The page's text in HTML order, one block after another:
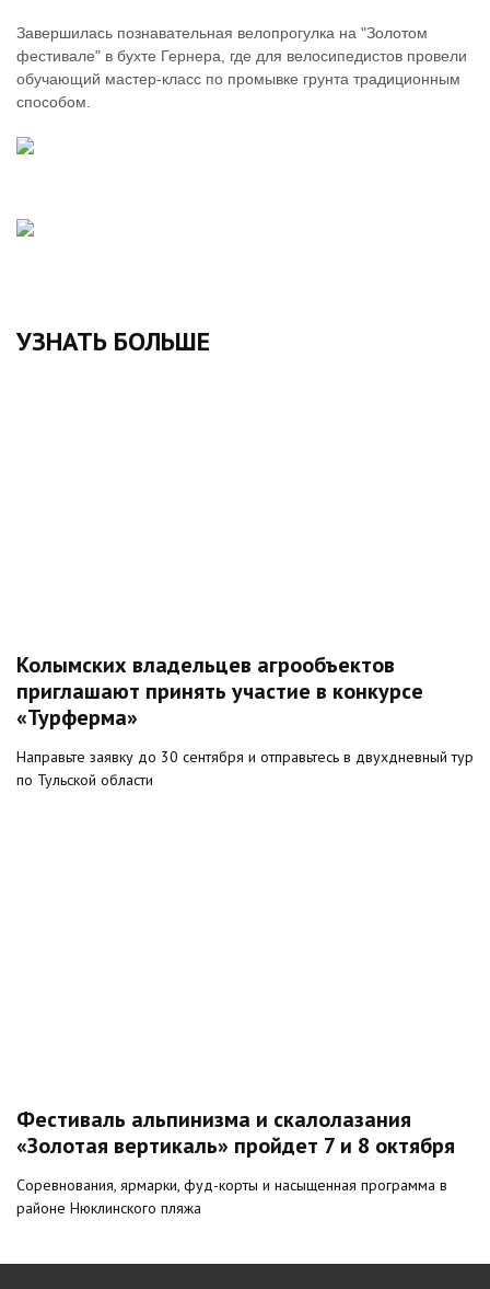
Завершилась познавательная велопрогулка на "Золотом
фестивале" в бухте Гернера, где для велосипедистов провели
обучающий мастер-класс по промывке грунта традиционным
способом.
УЗНАТЬ БОЛЬШЕ
Колымских владельцев агрообъектов
приглашают принять участие в конкурсе
«Турферма»
Направьте заявку до 30 сентября и отправьтесь в двухдневный тур
по Тульской области
Фестиваль альпинизма и скалолазания
«Золотая вертикаль» пройдет 7 и 8 октября
Соревнования, ярмарки, фуд-корты и насыщенная программа в
районе Нюклинского пляжа